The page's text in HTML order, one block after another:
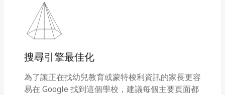
搜尋引擎最佳化
為了讓正在找幼兒教育或蒙特梭利資訊的家長更容
易在 Google 找到這個學校，建議每個主要頁面都